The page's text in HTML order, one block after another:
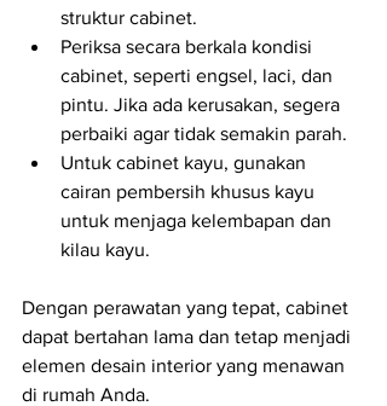
struktur cabinet.
Periksa secara berkala kondisi
cabinet, seperti engsel, laci, dan
pintu. Jika ada kerusakan, segera
perbaiki agar tidak semakin parah.
Untuk cabinet kayu, gunakan
cairan pembersih khusus kayu
untuk menjaga kelembapan dan
kilau kayu.
Dengan perawatan yang tepat, cabinet
dapat bertahan lama dan tetap menjadi
elemen desain interior yang menawan
di rumah Anda.